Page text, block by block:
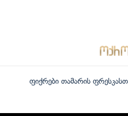
ფიქრები თამარის